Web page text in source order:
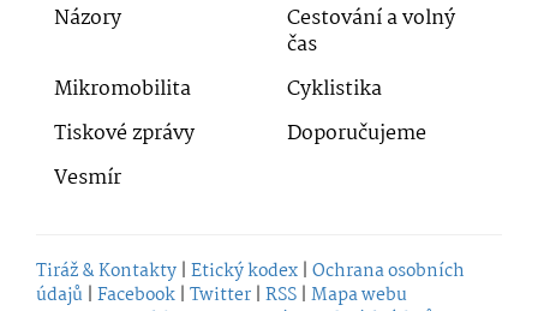
Názory
Cestování a volný
čas
Mikromobilita
Cyklistika
Tiskové zprávy
Doporučujeme
Vesmír
Tiráž & Kontakty | Etický kodex | Ochrana osobních
údajů | Facebook | Twitter | RSS | Mapa webu